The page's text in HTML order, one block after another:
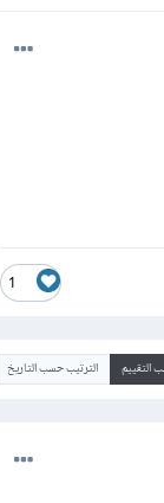
1
التقييم الترتيب حسب التاريخ